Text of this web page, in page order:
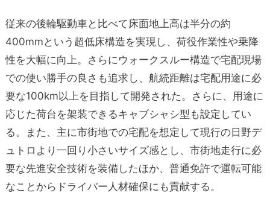
従来の後輪駆動車と比べて床面地上高は半分の約
400mmという超低床構造を実現し、荷役作業性や乗降
性を大幅に向上。さらにウォークスルー構造で宅配現場
での使い勝手の良さも追求し、航続距離は宅配用途に必
要な100km以上を目指して開発された。さらに、用途に
応じた荷台を架装できるキャブシャシ型も設定してい
る。また、主に市街地での宅配を想定して現行の日野デ
ュトロより一回り小さいサイズ感とし、市街地走行に必
要な先進安全技術を装備したほか、普通免許で運転可能
なことからドライバー人材確保にも貢献する。